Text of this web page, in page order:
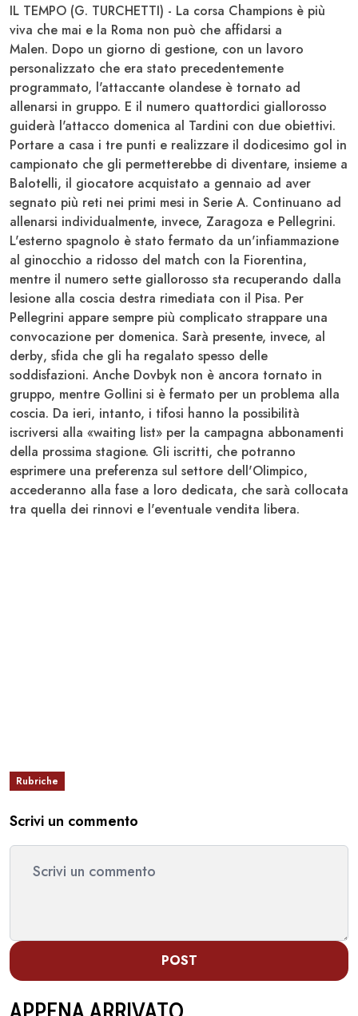
IL TEMPO (G. TURCHETTI) - La corsa Champions è più
viva che mai e la Roma non può che affidarsi a
Malen. Dopo un giorno di gestione, con un lavoro
personalizzato che era stato precedentemente
programmato, l'attaccante olandese è tornato ad
allenarsi in gruppo. E il numero quattordici giallorosso
guiderà l'attacco domenica al Tardini con due obiettivi.
Portare a casa i tre punti e realizzare il dodicesimo gol in
campionato che gli permetterebbe di diventare, insieme a
Balotelli, il giocatore acquistato a gennaio ad aver
segnato più reti nei primi mesi in Serie A. Continuano ad
allenarsi individualmente, invece, Zaragoza e Pellegrini.
L'esterno spagnolo è stato fermato da un'infiammazione
al ginocchio a ridosso del match con la Fiorentina,
mentre il numero sette giallorosso sta recuperando dalla
lesione alla coscia destra rimediata con il Pisa. Per
Pellegrini appare sempre più complicato strappare una
convocazione per domenica. Sarà presente, invece, al
derby, sfida che gli ha regalato spesso delle
soddisfazioni. Anche Dovbyk non è ancora tornato in
gruppo, mentre Gollini si è fermato per un problema alla
coscia. Da ieri, intanto, i tifosi hanno la possibilità
iscriversi alla «waiting list» per la campagna abbonamenti
della prossima stagione. Gli iscritti, che potranno
esprimere una preferenza sul settore dell'Olimpico,
accederanno alla fase a loro dedicata, che sarà collocata
tra quella dei rinnovi e l'eventuale vendita libera.
Rubriche
Scrivi un commento
POST